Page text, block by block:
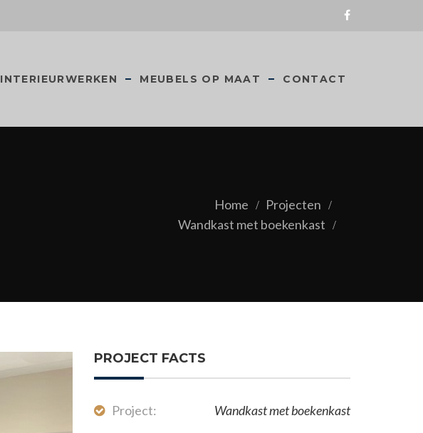
INTERIEURWERKEN MEUBELS OP MAAT CONTACT
Home
Projecten
Wandkast met boekenkast
PROJECT FACTS
Project: Wandkast met boekenkast